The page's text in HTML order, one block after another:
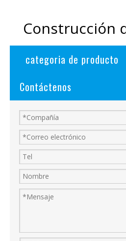
Construcción
categoria de producto
Contáctenos